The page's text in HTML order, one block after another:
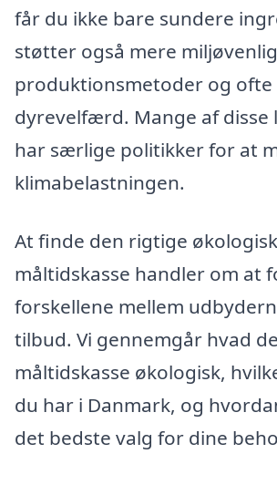
får du ikke bare sundere
støtter også mere
produktionsmetoder og ofte
dyrevelfærd. Mange af
har særlige politikker for at
klimabelastningen.
At finde den rigtige
måltidskasse handler om at
forskellene mellem
tilbud. Vi gennemgår hvad
måltidskasse økologisk,
du har i Danmark, og
det bedste valg for dine